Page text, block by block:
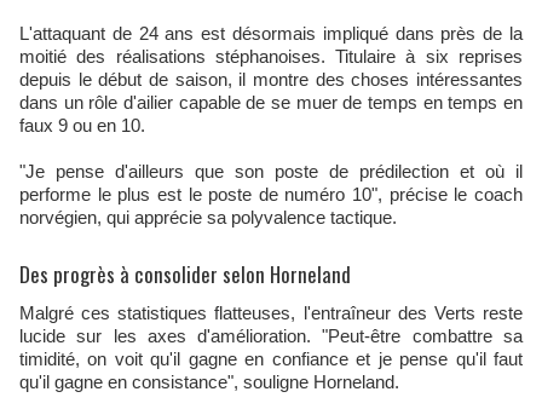
L'attaquant de 24 ans est désormais impliqué dans près de la
moitié des réalisations stéphanoises. Titulaire à six reprises
depuis le début de saison, il montre des choses intéressantes
dans un rôle d'ailier capable de se muer de temps en temps en
faux 9 ou en 10.
"Je pense d'ailleurs que son poste de prédilection et où il
performe le plus est le poste de numéro 10", précise le coach
norvégien, qui apprécie sa polyvalence tactique.
Des progrès à consolider selon Horneland
Malgré ces statistiques flatteuses, l'entraîneur des Verts reste
lucide sur les axes d'amélioration. "Peut-être combattre sa
timidité, on voit qu'il gagne en confiance et je pense qu'il faut
qu'il gagne en consistance", souligne Horneland.